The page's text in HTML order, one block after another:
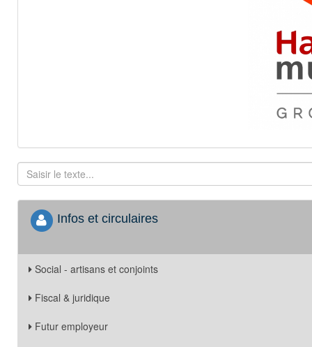
Infos et circulaires
Social - artisans et conjoints
Fiscal & juridique
Futur employeur